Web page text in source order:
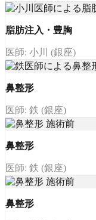
脂肪注入・豊胸
医師: 小川 (銀座)
鼻整形
医師: 鉄 (銀座)
鼻整形
医師: 鉄 (銀座)
鼻整形